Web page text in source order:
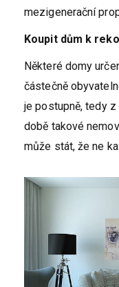
mezigenerační
Koupit dům k
Některé domy
částečně
je postupně, tedy
době takové
může stát, že ne